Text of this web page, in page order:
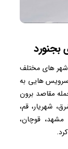
بجنورد
شهر های مختلف
هایی به
مقاصد برون
شهریار، قم،
مشهد، قوچان،